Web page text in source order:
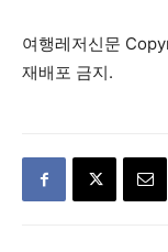
여행레저신문
재배포 금지.